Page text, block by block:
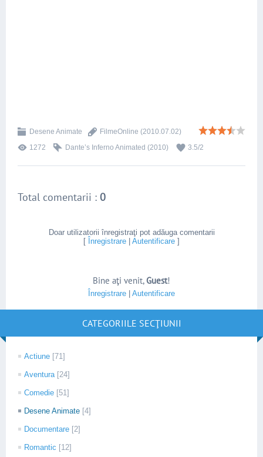
Desene Animate FilmeOnline (2010.07.02)
1272
Dante’s Inferno Animated (2010) 3.5/2
Total comentarii : 0
Doar utilizatorii înregistraţi pot adăuga comentarii
[ Înregistrare Autentificare ]
Bine aţi venit, Guest!
Înregistrare Autentificare
CATEGORIILE SECŢIUNII
Actiune [71]
Aventura [24]
Comedie [51]
Desene Animate [4]
Documentare [2]
Romantic [12]